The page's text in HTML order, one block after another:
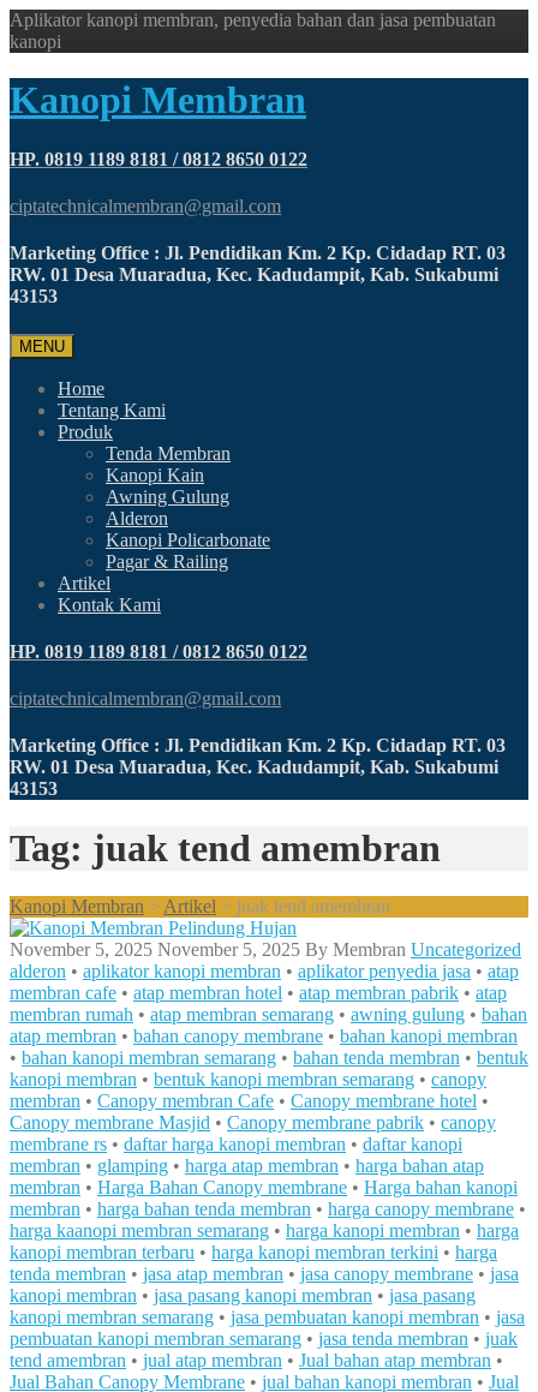
Aplikator kanopi membran, penyedia bahan dan jasa pembuatan
kanopi
Kanopi Membran
HP. 0819 1189 8181 / 0812 8650 0122
ciptatechnicalmembran@gmail.com
Marketing Office : Jl. Pendidikan Km. 2 Kp. Cidadap RT. 03
RW. 01 Desa Muaradua, Kec. Kadudampit, Kab. Sukabumi
43153
MENU
Home
Tentang Kami
Produk
Tenda Membran
Kanopi Kain
Awning Gulung
Alderon
Kanopi Policarbonate
Pagar & Railing
Artikel
Kontak Kami
HP. 0819 1189 8181 / 0812 8650 0122
ciptatechnicalmembran@gmail.com
Marketing Office : Jl. Pendidikan Km. 2 Kp. Cidadap RT. 03
RW. 01 Desa Muaradua, Kec. Kadudampit, Kab. Sukabumi
43153
Tag: juak tend amembran
Kanopi Membran > Artikel > juak tend amembran
November 5, 2025 November 5, 2025 By Membran Uncategorized
alderon • aplikator kanopi membran • aplikator penyedia jasa • atap
membran cafe • atap membran hotel • atap membran pabrik • atap
membran rumah • atap membran semarang • awning gulung • bahan
atap membran • bahan canopy membrane • bahan kanopi membran
• bahan kanopi membran semarang • bahan tenda membran • bentuk
kanopi membran • bentuk kanopi membran semarang • canopy
membran • Canopy membran Cafe • Canopy membrane hotel •
Canopy membrane Masjid • Canopy membrane pabrik • canopy
membrane rs • daftar harga kanopi membran • daftar kanopi
membran • glamping • harga atap membran • harga bahan atap
membran • Harga Bahan Canopy membrane • Harga bahan kanopi
membran • harga bahan tenda membran • harga canopy membrane •
harga kaanopi membran semarang • harga kanopi membran • harga
kanopi membran terbaru • harga kanopi membran terkini • harga
tenda membran • jasa atap membran • jasa canopy membrane • jasa
kanopi membran • jasa pasang kanopi membran • jasa pasang
kanopi membran semarang • jasa pembuatan kanopi membran • jasa
pembuatan kanopi membran semarang • jasa tenda membran • juak
tend amembran • jual atap membran • Jual bahan atap membran •
Jual Bahan Canopy Membrane • jual bahan kanopi membran • Jual